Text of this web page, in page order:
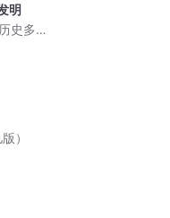
明
史多人
）